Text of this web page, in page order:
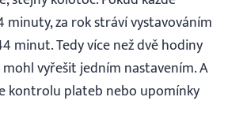
za rok stráví vystavováním
minut. Tedy více než dvě hodiny
vyřešit jedním nastavením. A
kontrolu plateb nebo upomínky